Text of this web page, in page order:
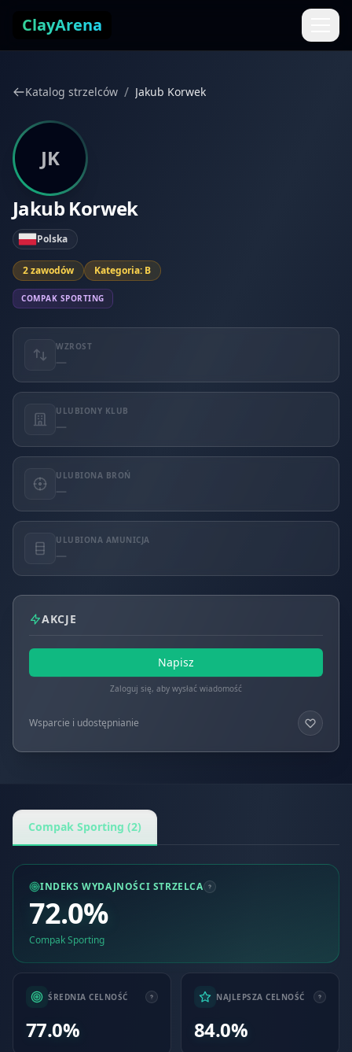
ClayArena
Katalog strzelców / Jakub Korwek
JK
Jakub Korwek
Polska
2 zawodów Kategoria: B
COMPAK SPORTING
WZROST
—
ULUBIONY KLUB
—
ULUBIONA BROŃ
—
ULUBIONA AMUNICJA
—
AKCJE
Napisz
Zaloguj się, aby wysłać wiadomość
Wsparcie i udostępnianie
Compak Sporting (2)
INDEKS WYDAJNOŚCI STRZELCA
72.0%
Compak Sporting
ŚREDNIA CELNOŚĆ
77.0%
NAJLEPSZA CELNOŚĆ
84.0%